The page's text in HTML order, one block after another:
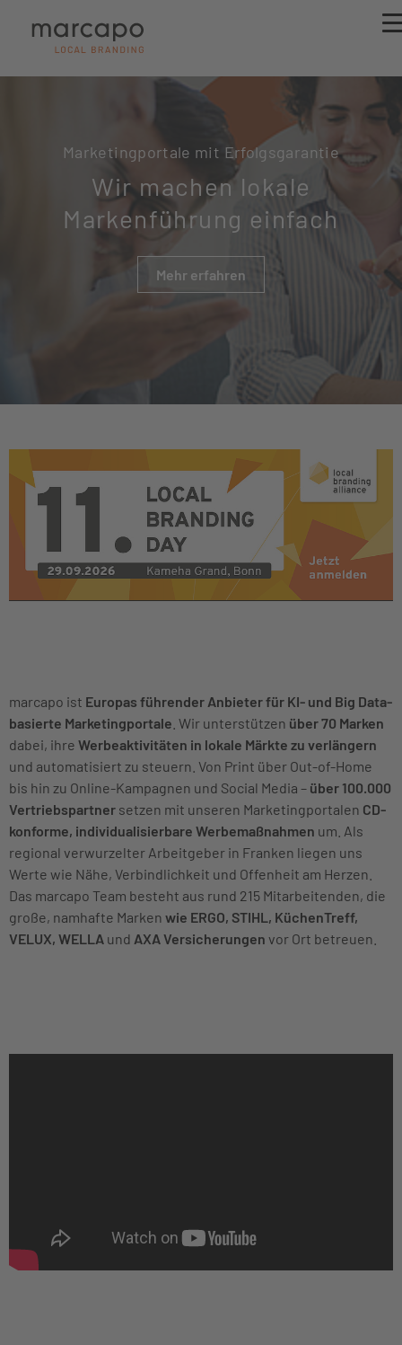
Marketingportale mit Erfolgsgarantie
Wir machen lokale
Markenführung einfach
Mehr erfahren
marcapo ist Europas führender Anbieter für KI- und Big Data-
basierte Marketingportale Wir unterstützen über 70 Marken
dabei, ihre Werbeaktivitäten in lokale Märkte zu verlängern
und automatisiert zu steuern. Von Print über Out-of-Home
bis hin zu Online-Kampagnen und Social Media – über 100.000
Vertriebspartner setzen mit unseren Marketingportalen CD-
konforme, individualisierbare Werbemaßnahmen um. Als
regional verwurzelter Arbeitgeber in Franken liegen uns
Werte wie Nähe, Verbindlichkeit und Offenheit am Herzen.
Das marcapo Team besteht aus rund 215 Mitarbeitenden, die
große, namhafte Marken wie ERGO, STIHL, KüchenTreff,
VELUX, WELLA und AXA Versicherungen vor Ort betreuen.